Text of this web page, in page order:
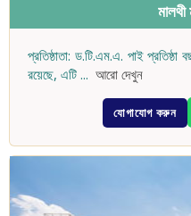
প্রতিষ্ঠাতা: ড.টি.এম.এ. পাই
রয়েছে, এটি ... আরো দেখুন
যোগাযোগ করুন